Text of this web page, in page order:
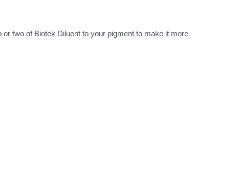
two of Biotek Diluent to your pigment to make it more